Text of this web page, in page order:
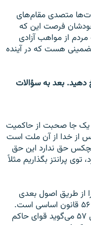
متصدی مقام‌های
فرصت این که
از مواهب آزادی
تضمینی هست که در آینده
دهید. بعد به سؤالات
یک جا صحبت از حاکمیت
از خدا از آن ملت است
حق ندارد این حق
پرانتز بگذاریم مثلاً
از طریق اصول بعدی
قانون اساسی اعمال می کند. این اصل ۵۶ قانون اساسی است.
بلافاصله اصل بعدی قانون اساسی اصل ۵۷ می‌گوید قوای حاکم